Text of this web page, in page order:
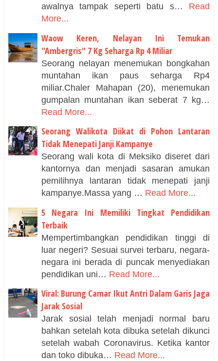
awalnya tampak seperti batu s…
Read
More...
Waow Keren, Nelayan Ini Temukan
"Ambergris" 7 Kg Seharga Rp 4 Miliar
Seorang nelayan menemukan bongkahan
muntahan ikan paus seharga Rp4
miliar.Chaler Mahapan (20), menemukan
gumpalan muntahan ikan seberat 7 kg…
Read More...
Seorang Walikota Diikat di Pohon Lantaran
Tidak Menepati Janji Kampanye
Seorang wali kota di Meksiko diseret dari
kantornya dan menjadi sasaran amukan
pemilihnya lantaran tidak menepati janji
kampanye.Massa yang … Read More...
5 Negara Ini Memiliki Tingkat Pendidikan
Terbaik
Mempertimbangkan pendidikan tinggi di
luar negeri? Sesuai survei terbaru, negara-
negara ini berada di puncak menyediakan
pendidikan uni… Read More...
Viral: Burung Camar Ikut Antri Dalam Garis Jaga
Jarak Sosial
Jarak sosial telah menjadi normal baru
bahkan setelah kota dibuka setelah dikunci
setelah wabah Coronavirus. Ketika kantor
dan toko dibuka… Read More...